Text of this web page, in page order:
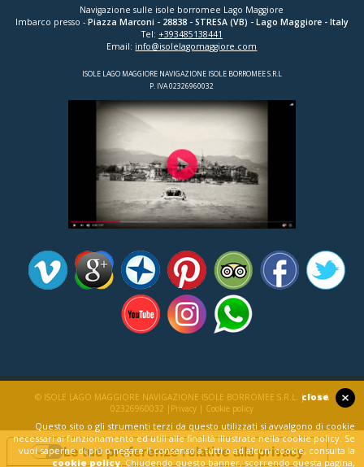
Navigazione sulle isole borromee Lago Maggiore
Imbarco presso - Piazza Marconi - 28838- STRESA (VB) - Lago Maggiore - Italy
Tel: +393485138441
Email: info@isolelagomaggiore.com
ISOLE LAGO MAGGIORE NAVIGAZIONE ISOLE BORROMEE S.R.L
P. IVA 02326960032
© ISOLE LAGO MAGGIORE NAVIGAZIONE ISOLE BORROMEE S.R.L. | P. IVA
02326960032 | Privacy| Cookie policy
close
Questo sito o gli strumenti terzi da questo utilizzati si avvalgono di cookie
necessari al funzionamento ed utili alle finalità illustrate nella cookie policy. Se
vuoi saperne di piú o negare il consenso a tutti o ad alcuni cookie, consulta la
cookie policy . Chiudendo questo banner, scorrendo questa pagina,
Le tue preferenze relative alla privacy